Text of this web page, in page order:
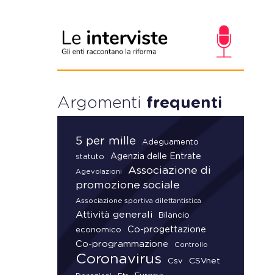
Argomenti frequenti
5 per mille
Adeguamento
statuto
Agenzia delle Entrate
Agevolazioni
Associazione di
promozione sociale
Associazione sportiva dilettantistica
Attività generali
Bilancio
economico
Co-progettazione
Co-programmazione
Controllo
Coronavirus Csv CSVnet